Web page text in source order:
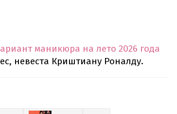
маникюра на лето 2026 года
невеста Криштиану Роналду.